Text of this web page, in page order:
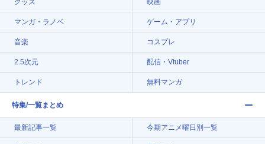
グッズ 映画
マンガ・ラノベ ゲーム・アプリ
音楽 コスプレ
2.5次元 配信・Vtuber
トレンド 無料マンガ
特集/一覧まとめ
最新記事一覧 今期アニメ曜日別一覧